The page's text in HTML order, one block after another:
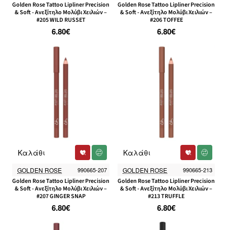
Golden Rose Tattoo Lipliner Precision
& Soft - Ανεξίτηλο Μολύβι Χειλιών –
#205 WILD RUSSET
6.80€
Golden Rose Tattoo Lipliner Precision
& Soft - Ανεξίτηλο Μολύβι Χειλιών –
#206 TOFFEE
6.80€
GOLDEN ROSE 990665-207
Golden Rose Tattoo Lipliner Precision
& Soft - Ανεξίτηλο Μολύβι Χειλιών –
#207 GINGER SNAP
6.80€
Καλάθι
GOLDEN ROSE 990665-213
Golden Rose Tattoo Lipliner Precision
& Soft - Ανεξίτηλο Μολύβι Χειλιών –
#213 TRUFFLE
6.80€
Καλάθι